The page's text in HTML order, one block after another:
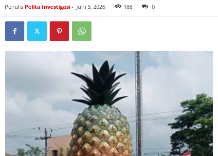
Penulis Pelita Investigasi - Juni 3, 2026 188 0